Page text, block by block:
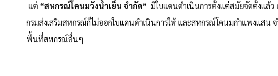
แต่ “สหกรณ์โคนมวังน้ำเย็น จำกัด” มีใบแดนดำเนินการตั้งแต่สมัยจัดตั้งแล้
กรมส่งเสริมสหกรณ์ก็ไม่ออกใบแดนดำเนินการให้ และสหกรณ์โคนมกำแพงแสน
พื้นที่สหกรณ์อื่นๆ